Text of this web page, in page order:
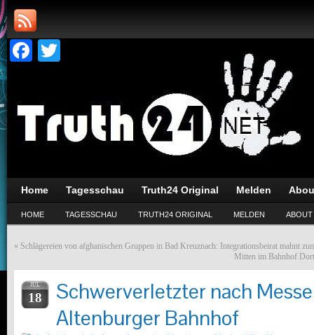
Facebook
Home Tagesschau Truth24 Original Melden
HOME TAGESSCHAU TRUTH24 ORIGINAL MELDEN ABOUT
« Schlägereien von afghanischen Gruppen in Bad Kreuznach: Integrationsbeirat mahnt
Mitten im Bahnhof
JUL
18
Schwerverletzter nach
Altenburger Bahnhof